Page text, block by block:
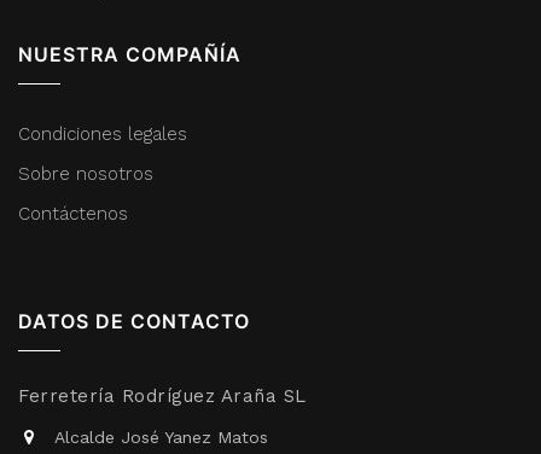
NUESTRA COMPAÑÍA
Condiciones legales
Sobre nosotros
Contáctenos
DATOS DE CONTACTO
Ferretería Rodríguez Araña SL
Alcalde José Yanez Matos